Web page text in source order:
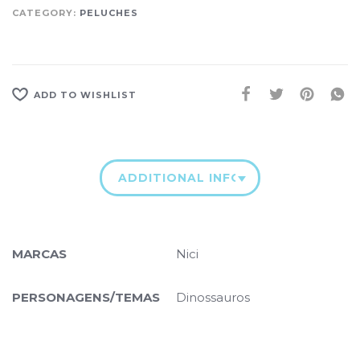
CATEGORY: PELUCHES
ADD TO WISHLIST
ADDITIONAL INFORMATION
MARCAS Nici
PERSONAGENS/TEMAS Dinossauros